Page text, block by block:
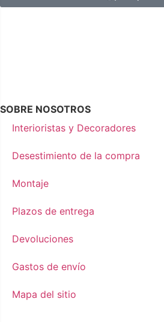
SOBRE NOSOTROS
Interioristas y Decoradores
Desestimiento de la compra
Montaje
Plazos de entrega
Devoluciones
Gastos de envío
Mapa del sitio